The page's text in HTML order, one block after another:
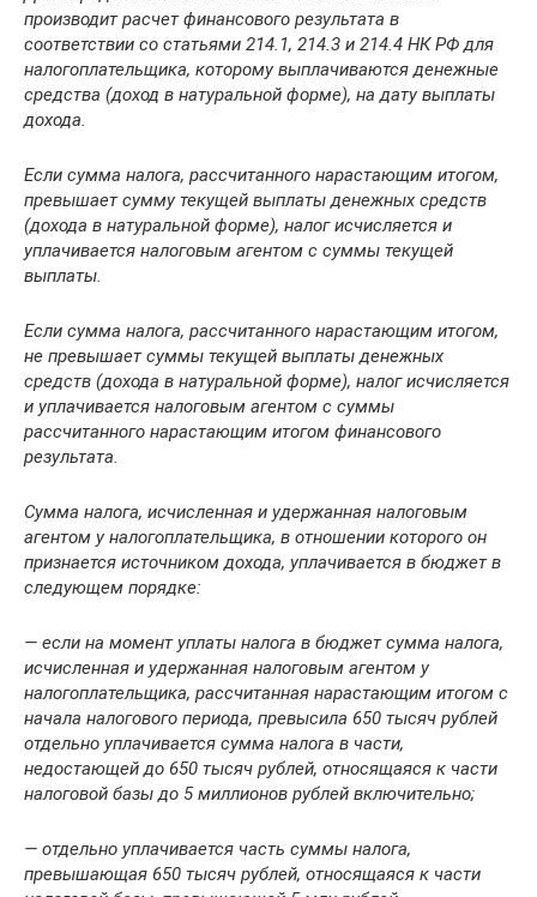
производит расчет финансового результата в
соответствии со статьями 214.1, 214.3 и 214.4 НК РФ для
налогоплательщика, которому выплачиваются денежные
средства (доход в натуральной форме), на дату выплаты
дохода.
Если сумма налога, рассчитанного нарастающим итогом,
превышает сумму текущей выплаты денежных средств
(дохода в натуральной форме), налог исчисляется и
уплачивается налоговым агентом с суммы текущей
выплаты.
Если сумма налога, рассчитанного нарастающим итогом,
не превышает суммы текущей выплаты денежных
средств (дохода в натуральной форме), налог исчисляется
и уплачивается налоговым агентом с суммы
рассчитанного нарастающим итогом финансового
результата.
Сумма налога, исчисленная и удержанная налоговым
агентом у налогоплательщика, в отношении которого он
признается источником дохода, уплачивается в бюджет в
следующем порядке:
— если на момент уплаты налога в бюджет сумма налога,
исчисленная и удержанная налоговым агентом у
налогоплательщика, рассчитанная нарастающим итогом с
начала налогового периода, превысила 650 тысяч рублей
отдельно уплачивается сумма налога в части,
недостающей до 650 тысяч рублей, относящаяся к части
налоговой базы до 5 миллионов рублей включительно;
— отдельно уплачивается часть суммы налога,
превышающая 650 тысяч рублей, относящаяся к части